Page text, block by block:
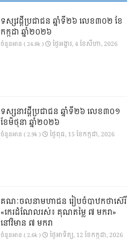
ទស្សវដ្តីប្រជាជន ឆ្នាំទី២៦ លេខ៣០២ ខែ
កក្កដា ឆ្នាំ២០២៦
ចំនួនអាន ( 24.8k ) ថ្ងៃ​អង្គារ, 4 ខែ​សីហា, 2026
ទស្សនាវដ្ដីប្រជាជន ឆ្នាំទី២៦ លេខ៣០១
ខែមិថុនា ឆ្នាំ២០២៦
ចំនួនអាន ( 2.9k ) ថ្ងៃ​ពុធ, 15 ខែ​កក្កដា, 2026
គណៈចលនាមហាជន រៀបចំបាឋកថាស៊េរី
«កេរដំណែលរស់៖ គុណតម្លៃ ៧ មករា»
នៅវិមាន ៧ មករា
ចំនួនអាន ( 2.6k ) ថ្ងៃ​អាទិត្យ, 12 ខែ​កក្កដា, 2026